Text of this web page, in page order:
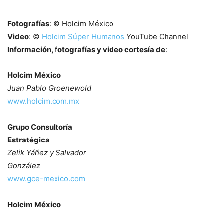
Fotografías: © Holcim México
Video: © Holcim Súper Humanos YouTube Channel
Información, fotografías y video cortesía de:
Holcim México
Juan Pablo Groenewold
www.holcim.com.mx
Grupo Consultoría
Estratégica
Zelik Yáñez y Salvador
González
www.gce-mexico.com
Holcim México